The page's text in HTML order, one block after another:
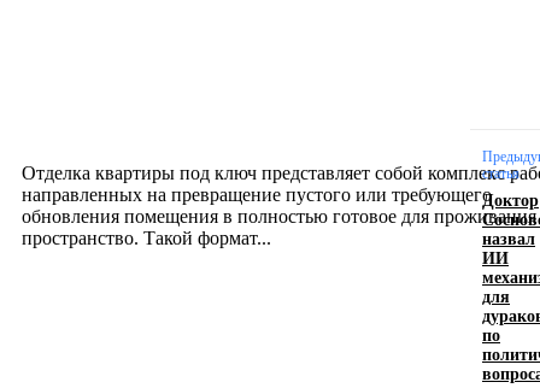
Отделка квартиры под ключ представляет собой комплекс
направленных на превращение пустого или требующего
обновления помещения в полностью готовое для проживания
пространство. Такой формат...
логотипом: эффективный инструмент бренда
статья
Доктор
назвал
ИИ
для
по